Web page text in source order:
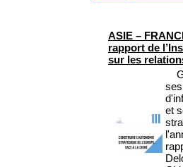
ASIE –
rapport de
sur les
et